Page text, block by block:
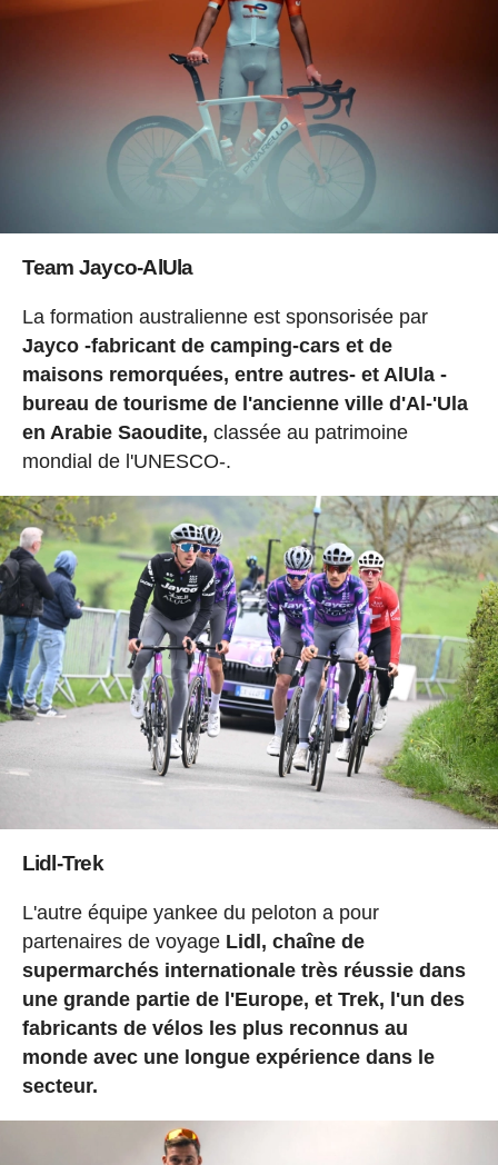
Team Jayco-AlUla
La formation australienne est sponsorisée par
Jayco -fabricant de camping-cars et de
maisons remorquées, entre autres- et AlUla -
bureau de tourisme de l'ancienne ville d'Al-'Ula
en Arabie Saoudite, classée au patrimoine
mondial de l'UNESCO-.
Lidl-Trek
L'autre équipe yankee du peloton a pour
partenaires de voyage Lidl, chaîne de
supermarchés internationale très réussie dans
une grande partie de l'Europe, et Trek, l'un des
fabricants de vélos les plus reconnus au
monde avec une longue expérience dans le
secteur.